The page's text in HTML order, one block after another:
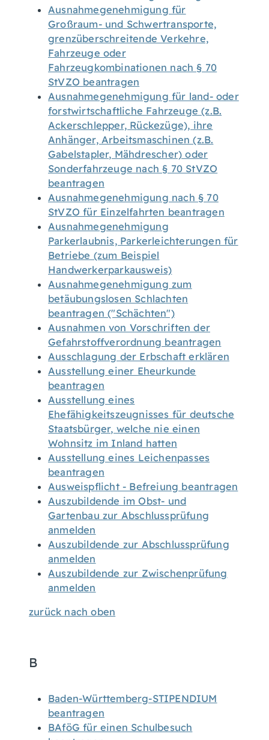
Ausnahmegenehmigung für
Großraum- und Schwertransporte,
grenzüberschreitende Verkehre,
Fahrzeuge oder
Fahrzeugkombinationen nach § 70
StVZO beantragen
Ausnahmegenehmigung für land- oder
forstwirtschaftliche Fahrzeuge (z.B.
Ackerschlepper, Rückezüge), ihre
Anhänger, Arbeitsmaschinen (z.B.
Gabelstapler, Mähdrescher) oder
Sonderfahrzeuge nach § 70 StVZO
beantragen
Ausnahmegenehmigung nach § 70
StVZO für Einzelfahrten beantragen
Ausnahmegenehmigung
Parkerlaubnis, Parkerleichterungen für
Betriebe (zum Beispiel
Handwerkerparkausweis)
Ausnahmegenehmigung zum
betäubungslosen Schlachten
beantragen ("Schächten")
Ausnahmen von Vorschriften der
Gefahrstoffverordnung beantragen
Ausschlagung der Erbschaft erklären
Ausstellung einer Eheurkunde
beantragen
Ausstellung eines
Ehefähigkeitszeugnisses für deutsche
Staatsbürger, welche nie einen
Wohnsitz im Inland hatten
Ausstellung eines Leichenpasses
beantragen
Ausweispflicht - Befreiung beantragen
Auszubildende im Obst- und
Gartenbau zur Abschlussprüfung
anmelden
Auszubildende zur Abschlussprüfung
anmelden
Auszubildende zur Zwischenprüfung
anmelden
zurück nach oben
B
Baden-Württemberg-STIPENDIUM
beantragen
BAföG für einen Schulbesuch